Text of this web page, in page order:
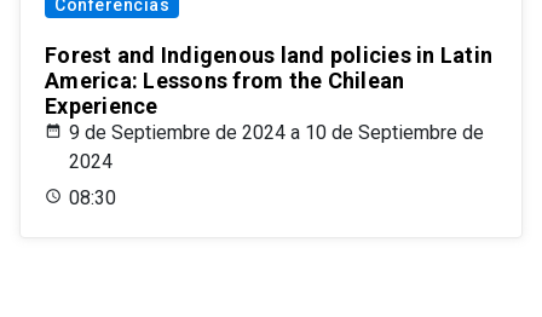
Conferencias
Forest and Indigenous land policies in Latin
America: Lessons from the Chilean
Experience
9 de Septiembre de 2024 a 10 de Septiembre de
2024
08:30